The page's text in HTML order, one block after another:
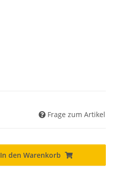
Frage zum Artikel
In den Warenkorb